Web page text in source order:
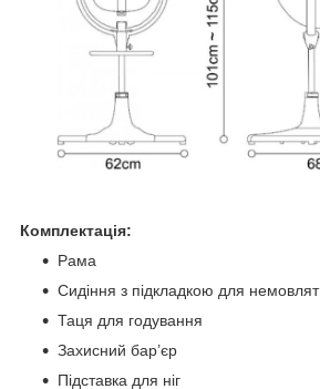
Комплектація:
Рама
Сидіння з підкладкою для немовлят
Таця для годування
Захисний бар’єр
Підставка для ніг